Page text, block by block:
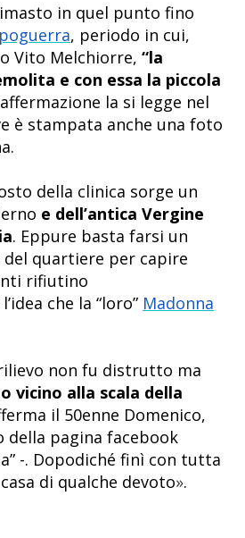
in quel punto fino
, periodo in cui,
Vito Melchiorre, “la
e con essa la piccola
la si legge nel
è stampata anche una foto
della clinica sorge un
e dell’antica Vergine
. Eppure basta farsi un
del quartiere per capire
rifiutino
che la “loro” Madonna
non fu distrutto ma
vicino alla scala della
il 50enne Domenico,
della pagina facebook
-. Dopodiché finì con tutta
di qualche devoto».